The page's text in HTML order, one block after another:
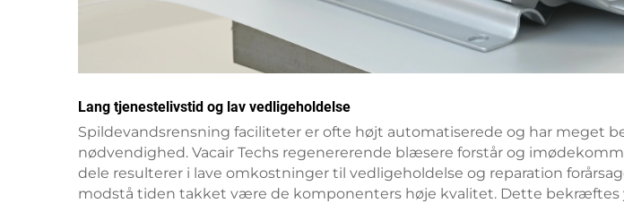
Lang tjenestelivstid og lav vedligeholdelse
Spildevandsrensning faciliteter er ofte højt automatiserede og har meget
nødvendighed. Vacair Techs regenererende blæsere forstår og
dele resulterer i lave omkostninger til vedligeholdelse og reparation
modstå tiden takket være de komponenters høje kvalitet. Dette